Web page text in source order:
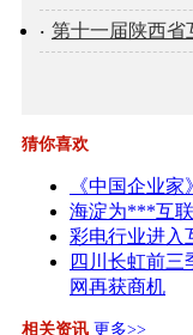
第十一届陕西省
猜你喜欢
《中国企业
海淀为***互
彩电行业进入
四川长虹前三
网再获商机
相关资讯 更多>>